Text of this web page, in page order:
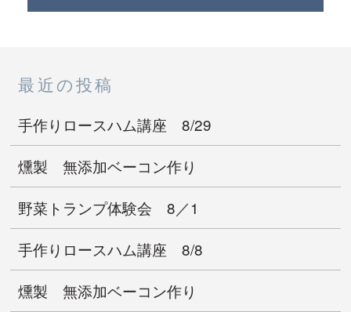
最近の投稿
手作りロースハム講座 8/29
燻製 無添加ベーコン作り
野菜トランプ体験会 8／1
手作りロースハム講座 8/8
燻製 無添加ベーコン作り